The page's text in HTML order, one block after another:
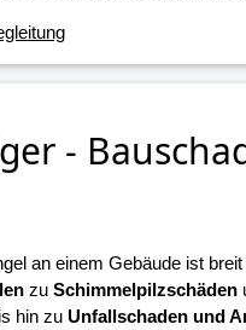
-
an einem Gebäude ist
zu Schimmelpilzschäden
hin zu Unfallschaden und